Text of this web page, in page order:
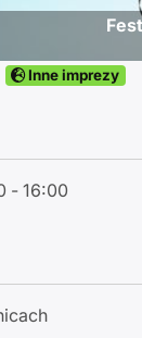
Inne imprezy
- 16:00